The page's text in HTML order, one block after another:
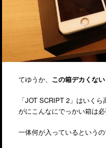
てゆうか、 この箱デカくない
「JOT SCRIPT 2」はいく
がにこんなにでっかい箱は
一体何が入っているという